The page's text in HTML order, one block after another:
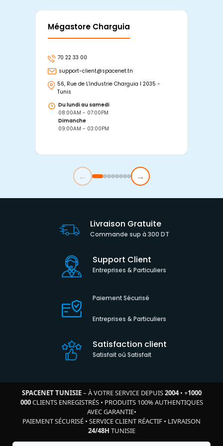
Mégastore Charguia
70 22 33 00
support-client@spacenet.tn
56, Rue de L'industrie Charguia I 2035 -
Tunis
Du lundi au samedi
08:00AM - 07:00PM
Dimanche
09:00AM - 03:00PM
← →
Livraison Gratuite
Commande sup à 300 DT
Support Client
Entreprises & Particuliers
Paiement Sécurisé
Entreprises & Particuliers
Satisfaction client
Satisfait où Satisfait
SPACENET TUNISIE– À VOTRE SERVICE DEPUIS2004• +1000
000CLIENTS ENREGISTRÉS• PRODUITS 100% AUTHENTIQUES
AVEC GARANTIE•
PAIEMENT SÉCURISÉ • SERVICE CLIENT RÉACTIF • LIVRAISON
24/48H TUNISIE